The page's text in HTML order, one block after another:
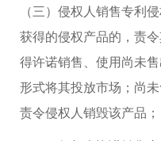
（三）侵权人销售专利
获得的侵权产品的，责
得许诺销售、使用尚未
形式将其投放市场；尚
责令侵权人销毁该产品；